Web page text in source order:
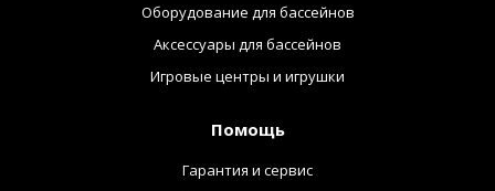
Оборудование для бассейнов
Аксессуары для бассейнов
Игровые центры и игрушки
Помощь
Гарантия и сервис